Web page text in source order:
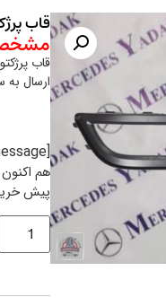
قاب
قاب
ارسال به
[preorder_message]
هم
پیش